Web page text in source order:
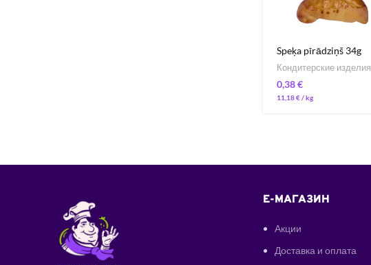
Speķa pīrādziņš 34g
Кондитерские изделия
€
11,18€ /
E-МАГАЗИН
Акции
Доставка и оплата